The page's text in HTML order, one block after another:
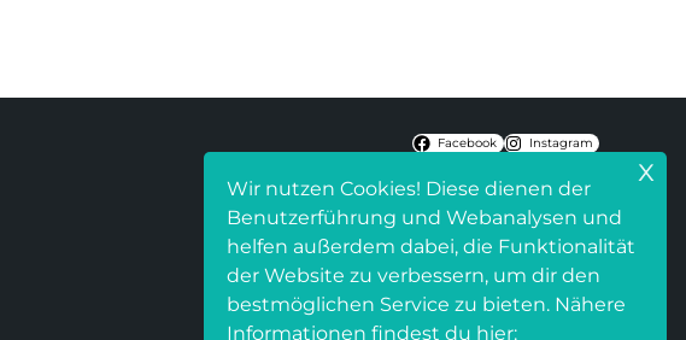
Facebook Instagram
Wir nutzen Cookies! Diese dienen der
Benutzerführung und Webanalysen und
helfen außerdem dabei, die Funktionalität
der Website zu verbessern, um dir den
bestmöglichen Service zu bieten. Nähere
Informationen findest du hier:
x